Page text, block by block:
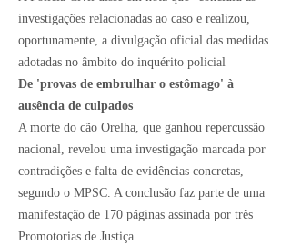
investigações relacionadas ao caso e realizou,
oportunamente, a divulgação oficial das medidas
adotadas no âmbito do inquérito policial
De 'provas de embrulhar o estômago' à
ausência de culpados
A morte do cão Orelha, que ganhou repercussão
nacional, revelou uma investigação marcada por
contradições e falta de evidências concretas
segundo o MPSC. A conclusão faz parte de uma
manifestação de 170 páginas assinada por três
Promotorias de Justiça.